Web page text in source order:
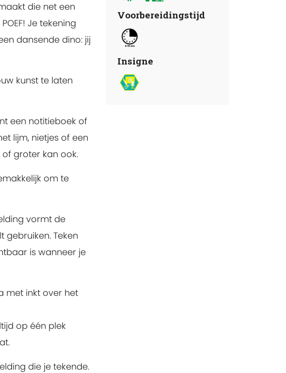
die net een
Je tekening
dansende dino: jij
kunst te laten
een notitieboek of
lijm, nietjes of een
of groter kan ook.
om te
vormt de
gebruiken. Teken
is wanneer je
met inkt over het
op één plek
die je tekende.
Voorbereidingstijd
Insigne